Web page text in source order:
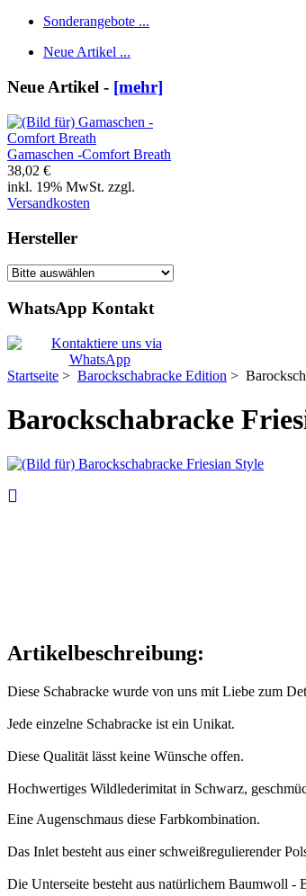
Sonderangebote ...
Neue Artikel ...
Neue Artikel - [mehr]
Gamaschen -Comfort Breath
38,02 €
inkl. 19% MwSt. zzgl.
Versandkosten
Hersteller
WhatsApp Kontakt
Startseite > Barockschabracke Edition >
Barockschabracke
Artikelbeschreibung:
Diese Schabracke wurde von uns mit Liebe zum
Jede einzelne Schabracke ist ein Unikat.
Diese Qualität lässt keine Wünsche offen.
Hochwertiges Wildlederimitat in Schwarz,
Eine Augenschmaus diese Farbkombination.
Das Inlet besteht aus einer schweißregulierender
Die Unterseite besteht aus natürlichem Baumwoll -